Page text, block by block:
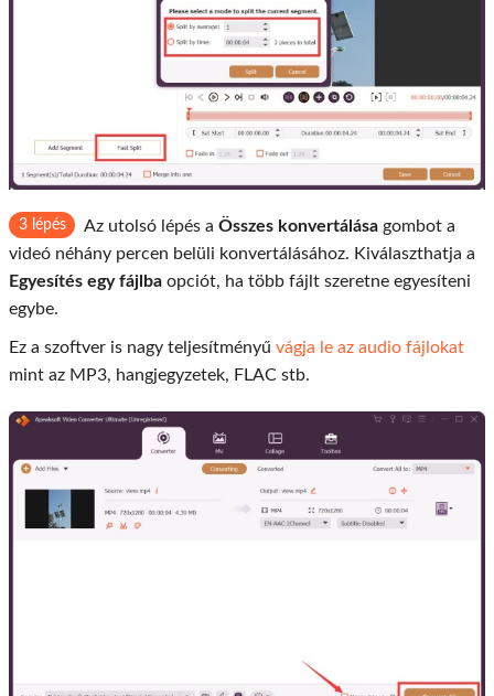
3 lépés Az utolsó lépés a Összes konvertálása gombot a
videó néhány percen belüli konvertálásához. Kiválaszthatja a
Egyesítés egy fájlba opciót, ha több fájlt szeretne egyesíteni
egybe.
Ez a szoftver is nagy teljesítményű vágja le az audio fájlokat
mint az MP3, hangjegyzetek, FLAC stb.